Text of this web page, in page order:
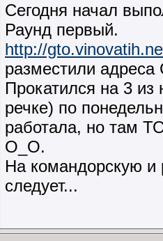
Сегодня начал
Раунд первый.
http://
разместили
Прокатился на 3
речке) по
работала, но там
O_O.
На командорскую и
следует...